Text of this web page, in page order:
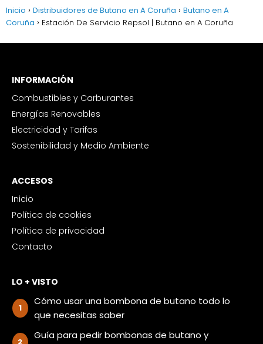
Inicio Distribuidores de Butano en A Coruña
Butano en A
Coruña
Estación De Servicio Repsol | Butano en A Coruña
INFORMACIÓN
Combustibles y Carburantes
Energías Renovables
Electricidad y Tarifas
Sostenibilidad y Medio Ambiente
ACCESOS
Inicio
Política de cookies
Política de privacidad
Contacto
LO + VISTO
Cómo usar una bombona de butano todo lo
que necesitas saber
Guía para pedir bombonas de butano y